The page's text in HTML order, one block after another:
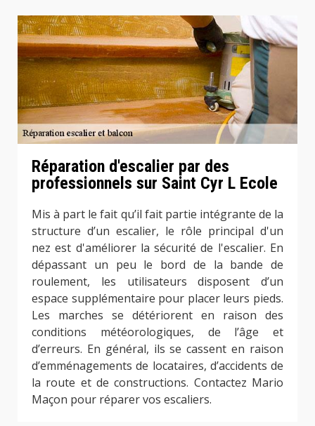
Réparation d'escalier par des
professionnels sur Saint Cyr L Ecole
Mis à part le fait qu’il fait partie intégrante de la
structure d’un escalier, le rôle principal d'un
nez est d'améliorer la sécurité de l'escalier. En
dépassant un peu le bord de la bande de
roulement, les utilisateurs disposent d’un
espace supplémentaire pour placer leurs pieds.
Les marches se détériorent en raison des
conditions météorologiques, de l’âge et
d’erreurs. En général, ils se cassent en raison
d’emménagements de locataires, d’accidents de
la route et de constructions. Contactez Mario
Maçon pour réparer vos escaliers.